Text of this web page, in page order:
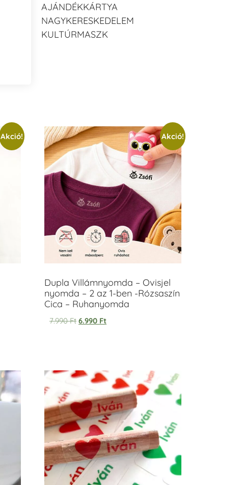
AJÁNDÉKKÁRTYA
NAGYKERESKEDELEM
KULTÚRMASZK
Akció! Akció!
Dupla Villámnyomda – Ovisjel
nyomda – 2 az 1-ben -Rózsaszín
Cica – Ruhanyomda
7.990Ft 6.990 Ft